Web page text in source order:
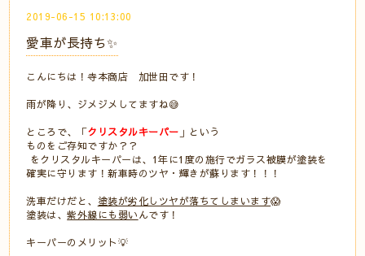
2019-06-15 10:13:00
愛車が長持ち✨
こんにちは！寺本商店 加世田です！
雨が降り、ジメジメしてますね😅
ところで、「クリスタルキーパー 」という
ものをご存知ですか？？
をクリスタルキーパーは、1年に1度の施行でガラス被膜が塗装を
確実に守ります！新車時のツヤ・輝きが蘇ります！！！
洗車だけだと、 塗装が劣化しツヤが落ちてしまいます😱
塗装は、紫外線にも弱いんです！
キーパーのメリット💡